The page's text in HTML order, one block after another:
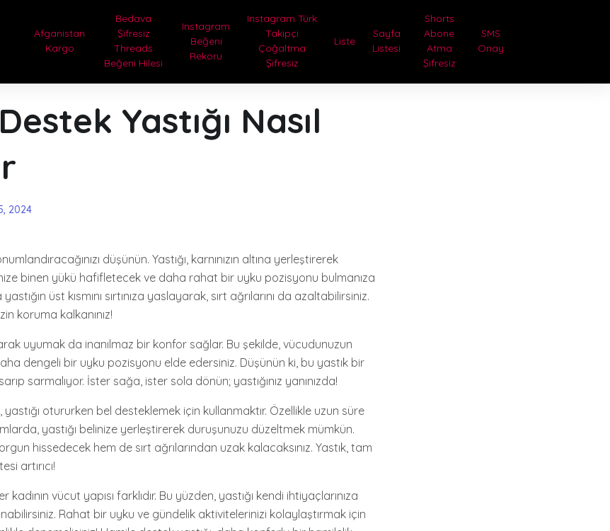
Afganistan
Kargo
Bedava
Şifresiz
Threads
Beğeni Hilesi
Instagram
Beğeni
Rekoru
Instagram Türk
Takipçi
Çoğaltma
Şifresiz
Liste
Sayfa
Listesi
Shorts
Abone
Atma
Şifresiz
SMS
Onay
Yastığı Nasıl
2024
düşünün. Yastığı, karnınızın altına yerleştirerek
binen yükü hafifletecek ve daha rahat bir uyku pozisyonu bulmanıza
üst kısmını sırtınıza yaslayarak, sırt ağrılarını da azaltabilirsiniz.
koruma kalkanınız!
uyumak da inanılmaz bir konfor sağlar. Bu şekilde, vücudunuzun
dengeli bir uyku pozisyonu elde edersiniz. Düşünün ki, bu yastık bir
sarmalıyor. İster sağa, ister sola dönün; yastığınız yanınızda!
yastığı otururken bel desteklemek için kullanmaktır. Özellikle uzun süre
yastığı belinize yerleştirerek duruşunuzu düzeltmek mümkün.
hissedecek hem de sırt ağrılarından uzak kalacaksınız. Yastık, tam
artırıcı!
kadının vücut yapısı farklıdır. Bu yüzden, yastığı kendi ihtiyaçlarınıza
Rahat bir uyku ve gündelik aktivitelerinizi kolaylaştırmak için